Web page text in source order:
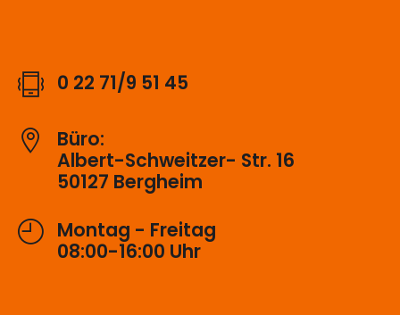
0 22 71/9 51 45
Büro:
Albert-Schweitzer- Str. 16
50127 Bergheim
Montag - Freitag
08:00-16:00 Uhr